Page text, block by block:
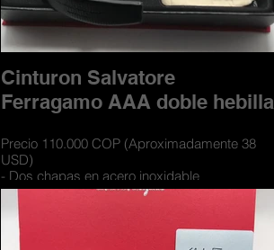
Cinturon Salvatore
Ferragamo AAA doble hebilla
Precio 110.000 COP (Aproximadamente 38
USD)
- Dos chapas en acero inoxidable
- Cinturones con materiales de cueros y textil
- Cuero doble faz para usarse por los 2 lados
- Incluye caja de lujo contramarcada y con
compartimiento para las hebillas